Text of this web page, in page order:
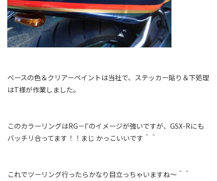
ベースの色＆クリアーペイントは当社で、ステッカー貼り＆下処理
はT様が作業しました。
このカラーリングはRG－Γのイメージが強いですが、GSX-Rにも
バッチリ合ってます！！まじ かっこいいです＾＾
これでツーリング行ったらかなり目立っちゃいますね～＾＾